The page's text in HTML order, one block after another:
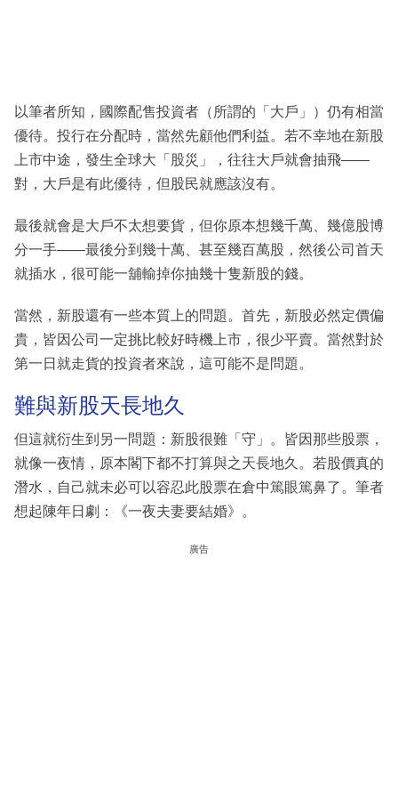
以筆者所知，國際配售投資者（所謂的「大戶」）仍有相當
優待。投行在分配時，當然先顧他們利益。若不幸地在新股
上市中途，發生全球大「股災」，往往大戶就會抽飛——
對，大戶是有此優待，但股民就應該沒有。
最後就會是大戶不太想要貨，但你原本想幾千萬、幾億股博
分一手——最後分到幾十萬、甚至幾百萬股，然後公司首天
就插水，很可能一舖輸掉你抽幾十隻新股的錢。
當然，新股還有一些本質上的問題。首先，新股必然定價偏
貴，皆因公司一定挑比較好時機上市，很少平賣。當然對於
第一日就走貨的投資者來說，這可能不是問題。
難與新股天長地久
但這就衍生到另一問題：新股很難「守」。皆因那些股票，
就像一夜情，原本閣下都不打算與之天長地久。若股價真的
潛水，自己就未必可以容忍此股票在倉中篤眼篤鼻了。筆者
想起陳年日劇：《一夜夫妻要結婚》。
廣告